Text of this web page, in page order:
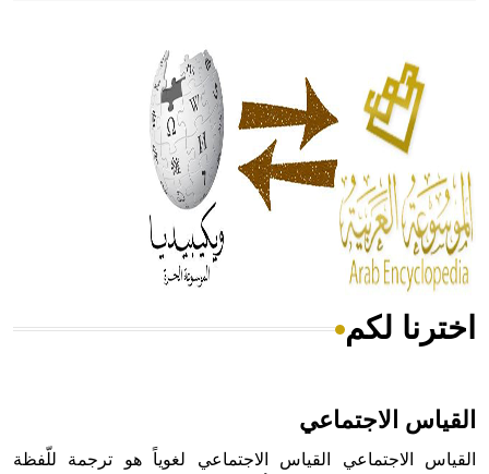
الحكم، الأدلة، تنظيم التغذية، ورسالته في جروح الرأس. ويعود
له الفضل بأنه حرر الطب من الدين والفلسفة.
- هل تعلم أن المرجان إفراز حيواني يتكون في البحر ويتركب
من مادة كربونات الكلسيوم، وهو أحمر أو شديد الحمرة وهو
أجود أنواعه، ويمتاز بكبر الحجم ويسمى الش
هل تعلم أن الأبسيد كلمة فرنسية اللفظ تم اعتمادها مصطلحاً
اخترنا لكم
القياس الاجتماعي
القياس الاجتماعي القياس الاجتماعي لغوياً هو ترجمة للّفظة